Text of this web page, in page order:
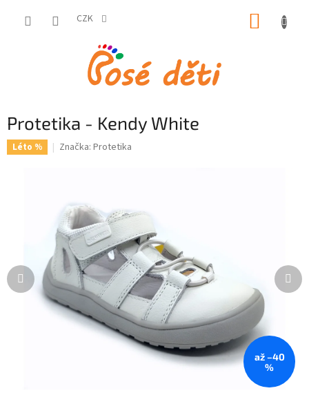
CZK
Protetika - Kendy White
Léto % Značka: Protetika
až –40
%